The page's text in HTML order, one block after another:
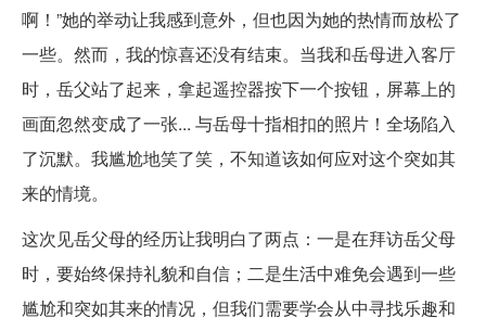
啊！”她的举动让我感到意外，但也因为她的热情而放松了
一些。然而，我的惊喜还没有结束。当我和岳母进入客厅
时，岳父站了起来，拿起遥控器按下一个按钮，屏幕上的
画面忽然变成了一张... 与岳母十指相扣的照片！全场陷入
了沉默。我尴尬地笑了笑，不知道该如何应对这个突如其
来的情境。
这次见岳父母的经历让我明白了两点：一是在拜访岳父母
时，要始终保持礼貌和自信；二是生活中难免会遇到一些
尴尬和突如其来的情况，但我们需要学会从中寻找乐趣和